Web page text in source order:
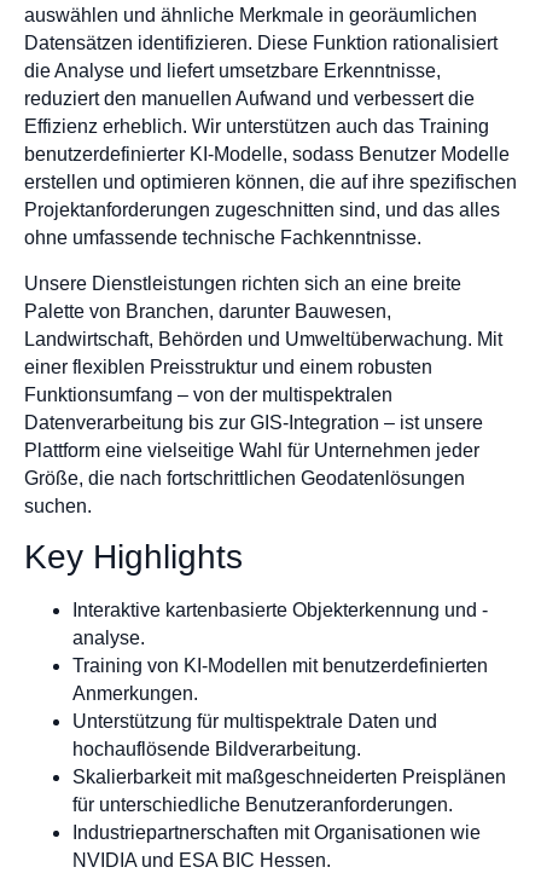
auswählen und ähnliche Merkmale in georäumlichen
Datensätzen identifizieren. Diese Funktion rationalisiert
die Analyse und liefert umsetzbare Erkenntnisse,
reduziert den manuellen Aufwand und verbessert die
Effizienz erheblich. Wir unterstützen auch das Training
benutzerdefinierter KI-Modelle, sodass Benutzer Modelle
erstellen und optimieren können, die auf ihre spezifischen
Projektanforderungen zugeschnitten sind, und das alles
ohne umfassende technische Fachkenntnisse.
Unsere Dienstleistungen richten sich an eine breite
Palette von Branchen, darunter Bauwesen,
Landwirtschaft, Behörden und Umweltüberwachung. Mit
einer flexiblen Preisstruktur und einem robusten
Funktionsumfang – von der multispektralen
Datenverarbeitung bis zur GIS-Integration – ist unsere
Plattform eine vielseitige Wahl für Unternehmen jeder
Größe, die nach fortschrittlichen Geodatenlösungen
suchen.
Key Highlights
Interaktive kartenbasierte Objekterkennung und -
analyse.
Training von KI-Modellen mit benutzerdefinierten
Anmerkungen.
Unterstützung für multispektrale Daten und
hochauflösende Bildverarbeitung.
Skalierbarkeit mit maßgeschneiderten Preisplänen
für unterschiedliche Benutzeranforderungen.
Industriepartnerschaften mit Organisationen wie
NVIDIA und ESA BIC Hessen.